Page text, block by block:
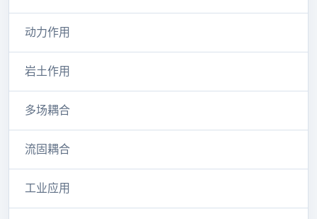
动力作用
岩土作用
多场耦合
流固耦合
工业应用